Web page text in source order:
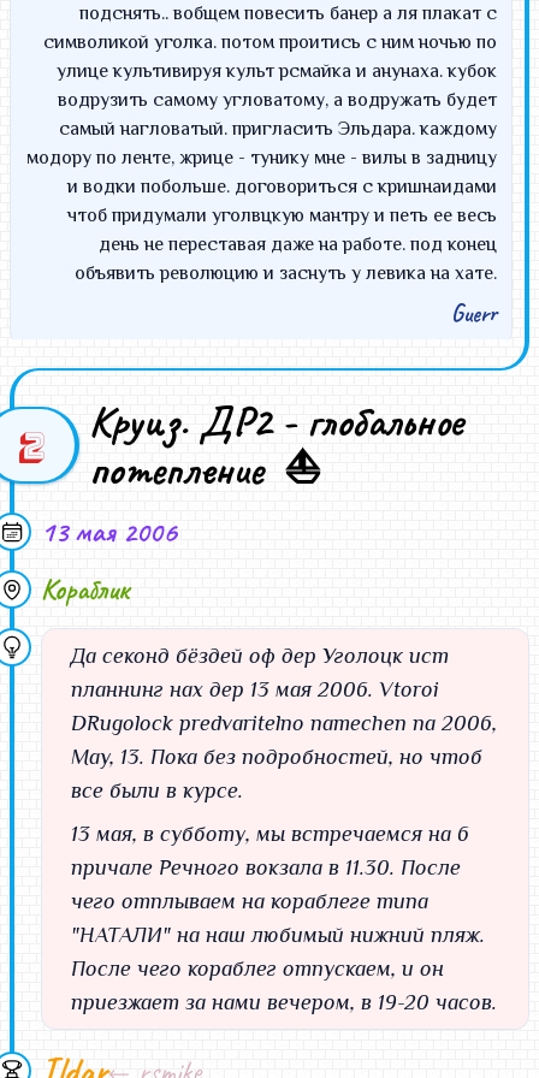
подснять.. вобщем повесить банер а ля плакат с
символикой уголка. потом проитись с ним ночью по
улице культивируя культ рсмайка и анунаха. кубок
водрузить самому угловатому, а водружать будет
самый нагловатый. пригласить Эльдара. каждому
модору по ленте, жрице - тунику мне - вилы в задницу
и водки побольше. договориться с кришнаидами
чтоб придумали уголвцкую мантру и петь ее весь
день не переставая даже на работе. под конец
объявить революцию и заснуть у левика на хате.
Guerr
Лучше бы я умер вчера!
MorozOff
Болит задница - на кресле, на котором я спал, были
Поздравляю всех нас с этим маленьким юбилеем. За
какой-то год мы стали сплоченнее - и теперь можно
говорить о нас как о небольшой, но быстро растущей
семье.
Пусть крепнет и живет наша виртуальная ячейка
больше и больше! У нас есть что противопоставить
серым рабочим будням, нехватке свободного времени
и географической удаленности
Все увидимся вечером - 18.00 на Дне!
Кстати в качестве культ программы предлагаю мише
и диме взять гитары.. а так же позвать левика.
2
Круиз. ДР2 - глобальное
потепление ⛵
13 мая 2006
Кораблик
Да секонд бёздей оф дер Уголоцк ист
планнинг нах дер 13 мая 2006. Vtoroi
DRugolock predvaritelno namechen na 2006,
May, 13. Пока без подробностей, но чтоб
все были в курсе.
13 мая, в субботу, мы встречаемся на 6
причале Речного вокзала в 11.30. После
чего отплываем на кораблеге типа
"НАТАЛИ" на наш любимый нижний пляж.
После чего кораблег отпускаем, и он
приезжает за нами вечером, в 19-20 часов.
rsmike